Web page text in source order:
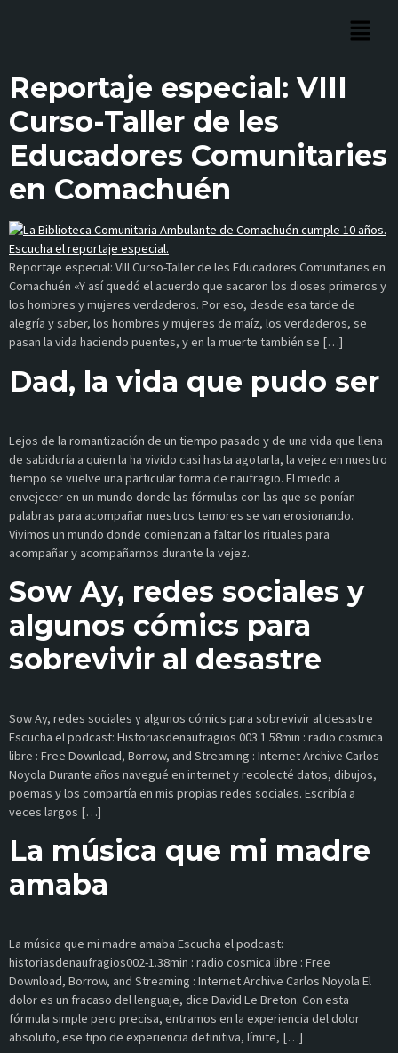
Reportaje especial: VIII
Curso-Taller de les
Educadores Comunitaries
en Comachuén
Reportaje especial: VIII Curso-Taller de les Educadores Comunitaries en
Comachuén «Y así quedó el acuerdo que sacaron los dioses primeros y
los hombres y mujeres verdaderos. Por eso, desde esa tarde de
alegría y saber, los hombres y mujeres de maíz, los verdaderos, se
pasan la vida haciendo puentes, y en la muerte también se […]
Dad, la vida que pudo ser
Lejos de la romantización de un tiempo pasado y de una vida que llena
de sabiduría a quien la ha vivido casi hasta agotarla, la vejez en nuestro
tiempo se vuelve una particular forma de naufragio. El miedo a
envejecer en un mundo donde las fórmulas con las que se ponían
palabras para acompañar nuestros temores se van erosionando.
Vivimos un mundo donde comienzan a faltar los rituales para
acompañar y acompañarnos durante la vejez.
Sow Ay, redes sociales y
algunos cómics para
sobrevivir al desastre
Sow Ay, redes sociales y algunos cómics para sobrevivir al desastre
Escucha el podcast: Historiasdenaufragios 003 1 58min : radio cosmica
libre : Free Download, Borrow, and Streaming : Internet Archive Carlos
Noyola Durante años navegué en internet y recolecté datos, dibujos,
poemas y los compartía en mis propias redes sociales. Escribía a
veces largos […]
La música que mi madre
amaba
La música que mi madre amaba Escucha el podcast:
historiasdenaufragios002-1.38min : radio cosmica libre : Free
Download, Borrow, and Streaming : Internet Archive Carlos Noyola El
dolor es un fracaso del lenguaje, dice David Le Breton. Con esta
fórmula simple pero precisa, entramos en la experiencia del dolor
absoluto, ese tipo de experiencia definitiva, límite, […]